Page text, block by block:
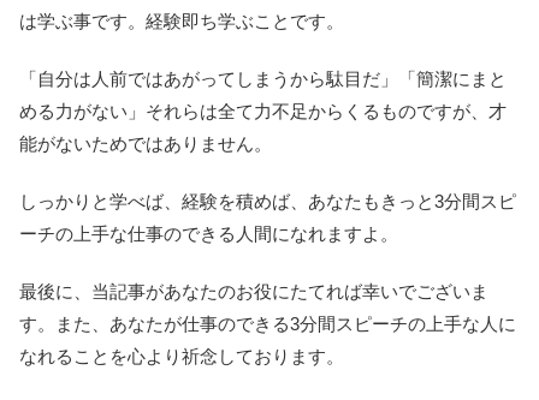
は学ぶ事です。経験即ち学ぶことです。
「自分は人前ではあがってしまうから駄目だ」「簡潔にまと
める力がない」それらは全て力不足からくるものですが、才
能がないためではありません。
しっかりと学べば、経験を積めば、あなたもきっと3分間スピ
ーチの上手な仕事のできる人間になれますよ。
最後に、当記事があなたのお役にたてれば幸いでございま
す。また、あなたが仕事のできる3分間スピーチの上手な人に
なれることを心より祈念しております。